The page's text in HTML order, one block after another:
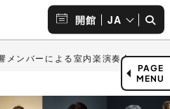
開館 JA
メンバーによる室内楽演奏会
PAGE
MENU